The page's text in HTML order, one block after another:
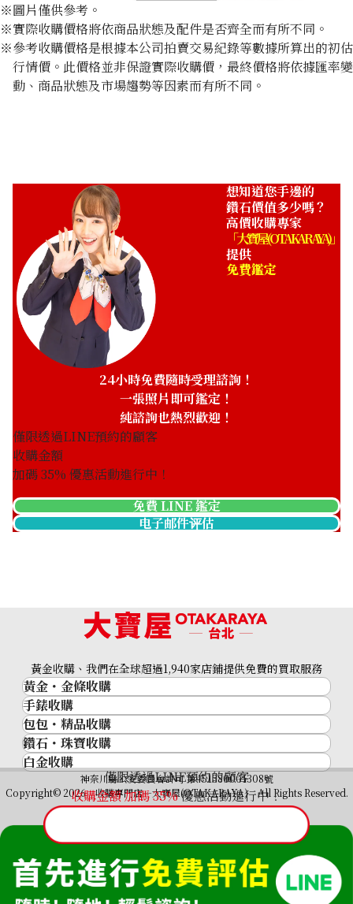
Paraiba tourmaline brooch 0.51 ct
Paraiba tourmaline ring 0.596 ct
收購參考價格
※圖片僅供參考。
※實際收購價格將依商品狀態及配件是否齊全而有所不同。
※參考收購價格是根據本公司拍賣交易紀錄等數據所算出的初估
行情價。此價格並非保證實際收購價，最終價格將依據匯率變
動、商品狀態及市場趨勢等因素而有所不同。
想知道您手邊的
鑽石價值多少嗎？
高價收購專家
「大寶屋 (OTAKARAYA)」
提供
免費鑑定
24小時免費隨時受理諮詢！
一張照片即可鑑定！
純諮詢也熱烈歡迎！
僅限透過LINE預約的顧客
收購金額
加碼35% 優惠活動進行中！
免費 LINE 鑑定
电子邮件评估
僅限透過LINE預約的顧客
收購金額 加碼35%優惠活動進行中！
黃金收購、我們在全球超過1,940家店鋪提供免費的買取服務
黃金・金條收購
黃金與貴金屬
金的錠
金幣
黃金過去10年
黃金飾品
黃金戒指
黃金項鍊
手錶收購
名牌手錶
Rolex
Patek Philippe
Audemars Piguet
Vacheron Constantin
A. Lange & Söhne
Breguet
包包・精品收購
品牌精品
Cartier
LOUIS VUITTON
Hermès
CELINE
CHANEL
Fendi
Dior
鑽石・珠寶收購
鑽石･珠寶
祖母綠（翠玉）
紅寶石（紅玉）
藍寶石（蒼玉）
白金收購
神奈川縣公安委員會許可 第451380001308號
Copyright© 2026 收購專門店—大寶屋(OTAKARAYA) All Rights Reserved.